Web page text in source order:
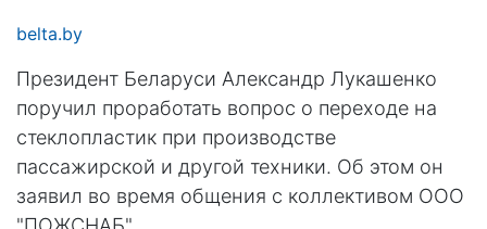
belta.by
Президент Беларуси Александр Лукашенко
поручил проработать вопрос о переходе на
стеклопластик при производстве
пассажирской и другой техники. Об этом он
заявил во время общения с коллективом ООО